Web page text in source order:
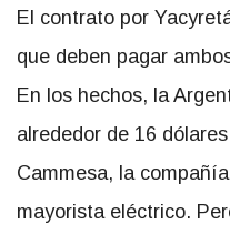
El contrato por
que deben pagar
En los hechos, la
alrededor de 16
Cammesa, la
mayorista eléctrico.